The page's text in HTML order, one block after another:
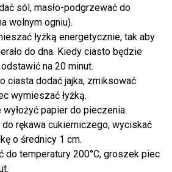
sól, masło-podgrzewać do
wolnym ogniu).
łyżką energetycznie, tak aby
do dna. Kiedy ciasto będzie
na 20 minut.
ciasta dodać jajka, zmiksować
wymieszać łyżką.
wyłożyć papier do pieczenia.
do rękawa cukierniczego, wyciskać
o średnicy 1 cm.
do temperatury 200°C, groszek piec